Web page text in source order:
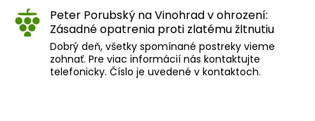
Peter Porubský naVinohrad v ohrození:
Zásadné opatrenia proti zlatému žltnutiu
Dobrý deň, všetky spomínané postreky vieme
zohnať. Pre viac informácií nás kontaktujte
telefonicky. Číslo je uvedené v kontaktoch.